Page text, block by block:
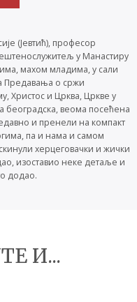
(Јевтић), професор
у Манастиру
махом младима, у сали
Предавања о сржи
Христос и Црква, Цркве у
београдска, веома посећена
и пренели на компакт
па и нама и самом
херцеговачки и жички
изоставио неке детаље и
додао.
И...